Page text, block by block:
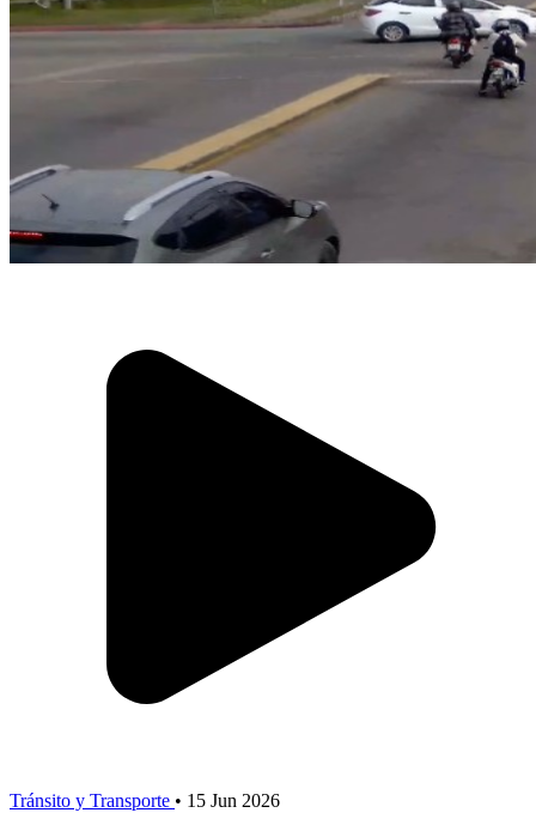
Tránsito y Transporte • 15 Jun 2026